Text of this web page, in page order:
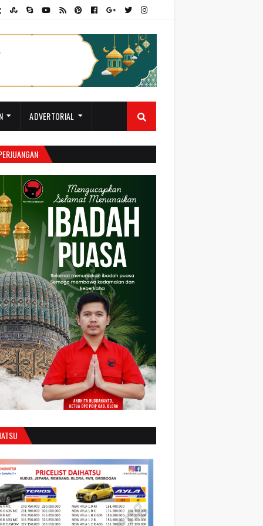
ADVERTORIAL